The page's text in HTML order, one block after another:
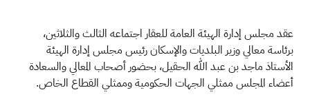
عقد مجلس إدارة الهيئة العامة للعقار اجتماعه الثالث والثلاثين،
برئاسة معالي وزير البلديات والإسكان رئيس مجلس إدارة الهيئة
الأستاذ ماجد بن عبد الله الحقيل، بحضور أصحاب المعالي والسعادة
أعضاء المجلس ممثلي الجهات الحكومية وممثلي القطاع الخاص.